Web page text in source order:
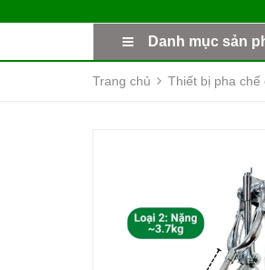
Danh mục sản
Trang chủ Thiết bị pha chế